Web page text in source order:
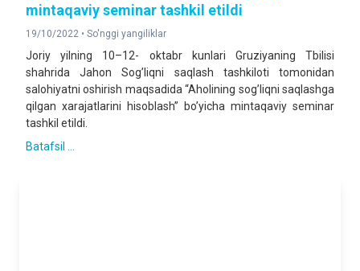
mintaqaviy seminar tashkil etildi
19/10/2022 • So'nggi yangiliklar
Joriy yilning 10–12- oktabr kunlari Gruziyaning Tbilisi
shahrida Jahon Sog’liqni saqlash tashkiloti tomonidan
salohiyatni oshirish maqsadida “Aholining sog’liqni saqlashga
qilgan xarajatlarini hisoblash” bo’yicha mintaqaviy seminar
tashkil etildi.
Batafsil ...